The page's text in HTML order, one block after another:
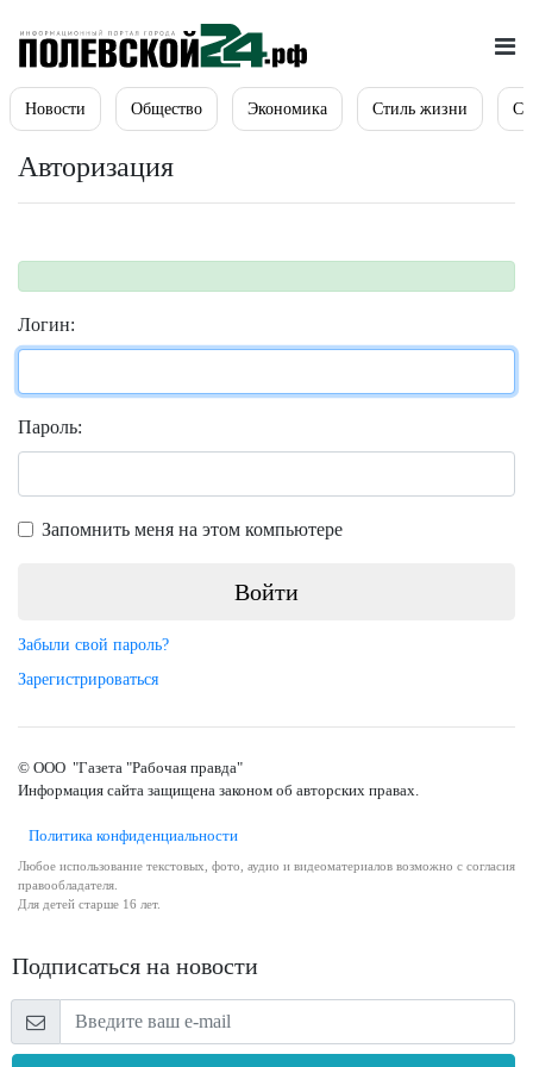
Новости Общество Экономика Стиль жизни
Авторизация
Логин:
Пароль:
Запомнить меня на этом компьютере
Забыли свой пароль?
Зарегистрироваться
© ООО "Газета "Рабочая правда"
Информация сайта защищена законом об авторских правах.
Политика конфиденциальности
Любое использование текстовых, фото, аудио и видеоматериалов возможно с согласия
правообладателя.
Для детей старше 16 лет.
Подписаться на новости